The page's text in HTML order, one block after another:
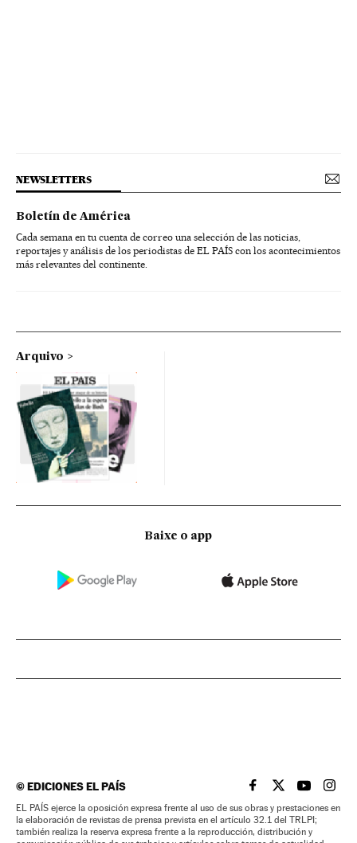
NEWSLETTERS
Boletín de América
Cada semana en tu cuenta de correo una selección de las noticias,
reportajes y análisis de los periodistas de EL PAÍS con los acontecimientos
más relevantes del continente.
Arquivo
Baixe o app
©EDICIONES EL PAÍS EL PAÍS BRASIL EN
EL PAÍSEL PAÍS
EL
EL PAÍS ejerce la oposición expresa frente al uso de sus obras y prestaciones en
la elaboración de revistas de prensa prevista en el artículo 32.1 del TRLPI;
también realiza la reserva expresa frente a la reproducción, distribución y